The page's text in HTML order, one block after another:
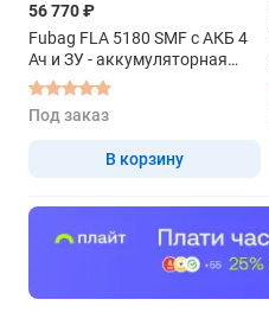
56 770 ₽
Fubag FLA 5180 SMF с АКБ 4
Ач и ЗУ - аккумуляторная
самоходная газонокосилка
Под заказ
В корзину